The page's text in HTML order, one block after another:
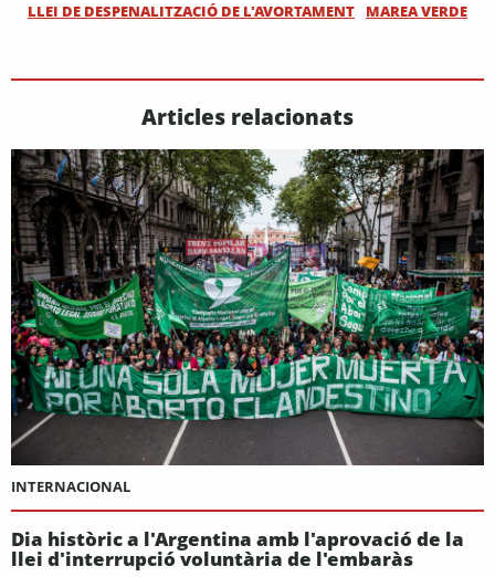
LLEI DE DESPENALITZACIÓ DE L'AVORTAMENT
MAREA VERDE
Articles relacionats
INTERNACIONAL
Dia històric a l'Argentina amb l'aprovació de la
llei d'interrupció voluntària de l'embaràs